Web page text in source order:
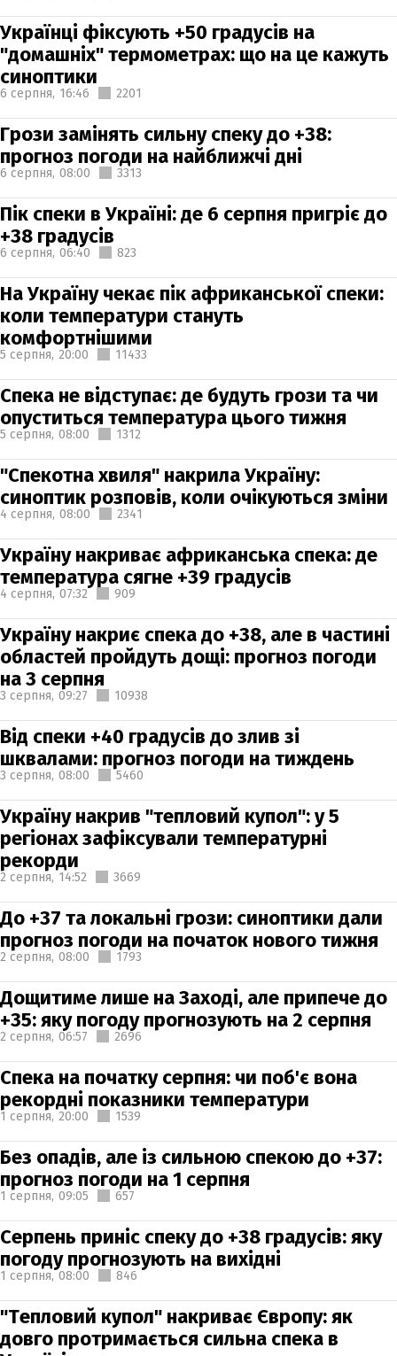
Українці фіксують +50 градусів на
"домашніх" термометрах: що на це кажуть
синоптики
6 серпня, 16:46 2201
Грози замінять сильну спеку до +38:
прогноз погоди на найближчі дні
6 серпня, 08:00 3313
Пік спеки в Україні: де 6 серпня пригріє до
+38 градусів
6 серпня, 06:40 823
На Україну чекає пік африканської спеки:
коли температури стануть
комфортнішими
5 серпня, 20:00 11433
Спека не відступає: де будуть грози та чи
опуститься температура цього тижня
5 серпня, 08:00 1312
"Спекотна хвиля" накрила Україну:
синоптик розповів, коли очікуються зміни
4 серпня, 08:00 2341
Україну накриває африканська спека: де
температура сягне +39 градусів
4 серпня, 07:32 909
Україну накриє спека до +38, але в частині
областей пройдуть дощі: прогноз погоди
на 3 серпня
3 серпня, 09:27 10938
Від спеки +40 градусів до злив зі
шквалами: прогноз погоди на тиждень
3 серпня, 08:00 5460
Україну накрив "тепловий купол": у 5
регіонах зафіксували температурні
рекорди
2 серпня, 14:52 3669
До +37 та локальні грози: синоптики дали
прогноз погоди на початок нового тижня
2 серпня, 08:00 1793
Дощитиме лише на Заході, але припече до
+35: яку погоду прогнозують на 2 серпня
2 серпня, 06:57 2696
Спека на початку серпня: чи поб'є вона
рекордні показники температури
1 серпня, 20:00 1539
Без опадів, але із сильною спекою до +37:
прогноз погоди на 1 серпня
1 серпня, 09:05 657
Серпень приніс спеку до +38 градусів: яку
погоду прогнозують на вихідні
1 серпня, 08:00 846
"Тепловий купол" накриває Європу: як
довго протримається сильна спека в